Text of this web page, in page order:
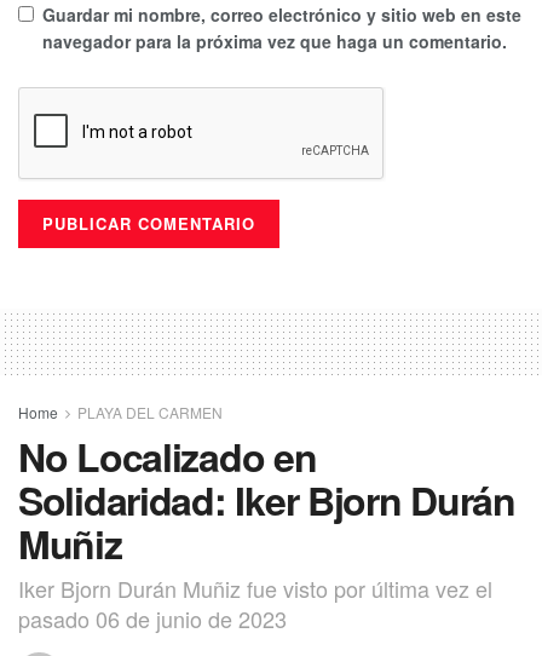
Guardar mi nombre, correo electrónico y sitio web en este
navegador para la próxima vez que haga un comentario.
Home PLAYA DEL CARMEN
No Localizado en
Solidaridad: Iker Bjorn Durán
Muñiz
Iker Bjorn Durán Muñiz fue visto por última vez el
pasado 06 de junio de 2023